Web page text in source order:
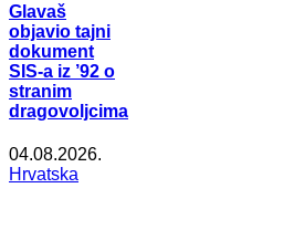
Glavaš
objavio tajni
dokument
SIS-a iz ’92 o
stranim
dragovoljcima
04.08.2026.
Hrvatska